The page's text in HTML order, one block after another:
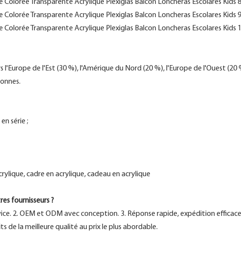
l'Europe de l'Est (30 %), l'Amérique du Nord (20 %), l'Europe de l'Ouest
série ;
cadre en acrylique, cadeau en acrylique
fournisseurs ?
2. OEM et ODM avec conception. 3. Réponse rapide, expédition
de la meilleure qualité au prix le plus abordable.